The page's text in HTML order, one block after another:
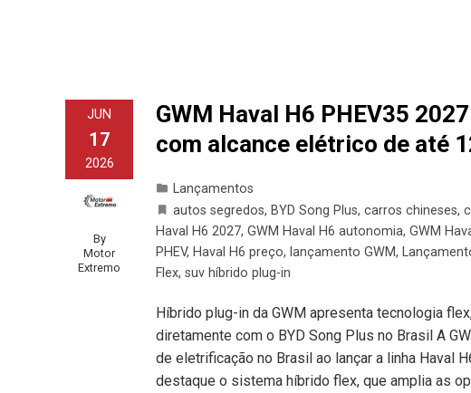
JUN
17
2026
By
Motor
Extremo
GWM Haval H6 PHEV35
com alcance elétrico de até
Lançamentos
autos segredos, BYD Song Plus, carros chineses,
Haval H6 2027, GWM Haval H6 autonomia, GWM
PHEV, Haval H6 preço, lançamento GWM,
Flex, suv híbrido plug-in
Híbrido plug-in da GWM apresenta tecnologia
diretamente com o BYD Song Plus no Brasil A
de eletrificação no Brasil ao lançar a linha Haval
destaque o sistema híbrido flex, que amplia as